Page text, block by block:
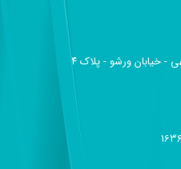
- خیابان ورشو - پلاک ۴